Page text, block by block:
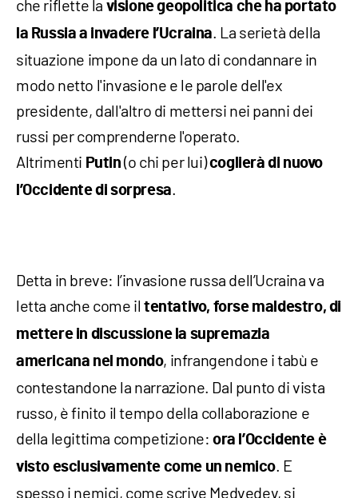
che riflette la visione geopolitica che ha portato
la Russia a invadere l’Ucraina. La serietà della
situazione impone da un lato di condannare in
modo netto l'invasione e le parole dell'ex
presidente, dall'altro di mettersi nei panni dei
russi per comprenderne l'operato.
Altrimenti Putin(o chi per lui)coglierà di nuovo
l’Occidente di sorpresa.
Detta in breve: l’invasione russa dell’Ucraina va
letta anche come iltentativo, forse maldestro, di
mettere in discussione la supremazia
americana nel mondo, infrangendone i tabù e
contestandone la narrazione. Dal punto di vista
russo, è finito il tempo della collaborazione e
della legittima competizione:ora l’Occidente è
visto esclusivamente come un nemico. E
spesso i nemici, come scrive Medvedev, si